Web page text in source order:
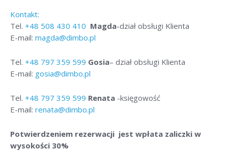
Kontakt:
Tel. +48 508 430 410 Magda-dział obsługi Klienta
E-mail: magda@dimbo.pl
Tel. +48 797 359 599 Gosia– dział obsługi Klienta
E-mail: gosia@dimbo.pl
Tel. +48 797 359 599 Renata -księgowość
E-mail: renata@dimbo.pl
Potwierdzeniem rezerwacji jest wpłata zaliczki w
wysokości 30%